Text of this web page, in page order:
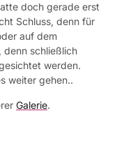
doch gerade erst
Schluss, denn für
auf dem
denn schließlich
werden.
weiter gehen..
Galerie.